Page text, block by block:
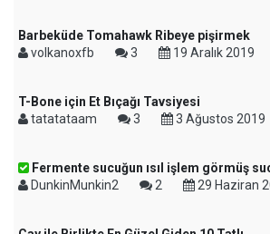
Barbeküde Tomahawk Ribeye pişirmek
volkanoxfb
3 19 Aralık 2019
T-Bone için Et Bıçağı Tavsiyesi
tatatataam
3 3 Ağustos 2019
Fermente sucuğun ısıl işlem görmüş
DunkinMunkin2
2 29 Haziran